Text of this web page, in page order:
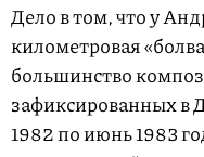
Дело в том, что у
километровая
большинство
зафиксированных в
1982 по июнь 1983